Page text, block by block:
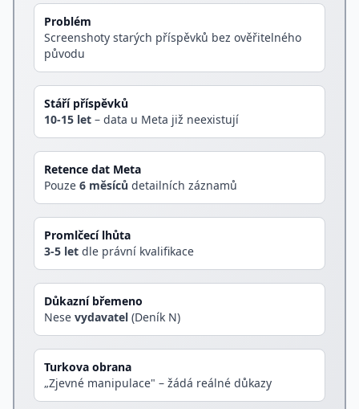
Problém
Screenshoty starých příspěvků bez ověřitelného
původu
Stáří příspěvků
10-15 let – data u Meta již neexistují
Retence dat Meta
Pouze 6 měsíců detailních záznamů
Promlčecí lhůta
3-5 let dle právní kvalifikace
Důkazní břemeno
Nese vydavatel (Deník N)
Turkova obrana
„Zjevné manipulace" – žádá reálné důkazy